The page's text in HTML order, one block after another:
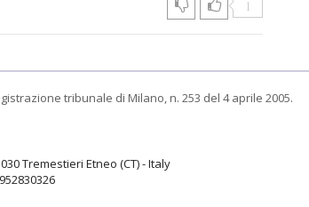
1
tribunale di Milano, n. 253 del 4 aprile 2005.
Tremestieri Etneo (CT) - Italy